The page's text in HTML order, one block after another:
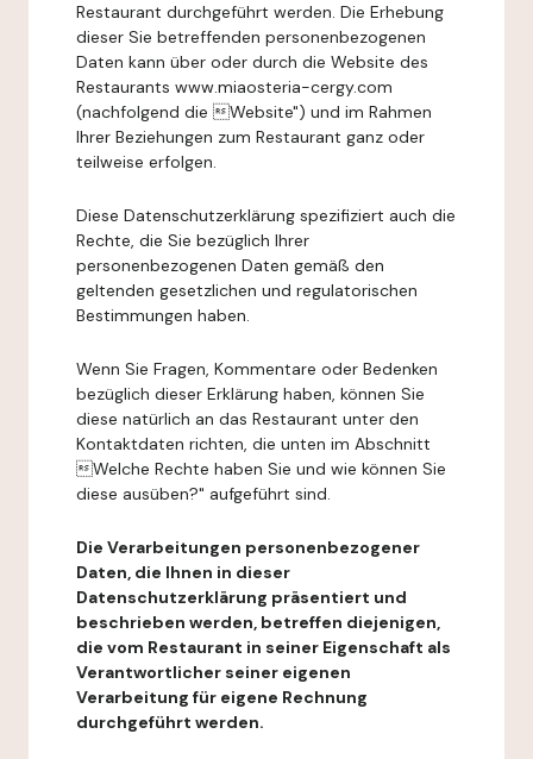
Restaurant durchgeführt werden. Die Erhebung
dieser Sie betreffenden personenbezogenen
Daten kann über oder durch die Website des
Restaurants www.miaosteria-cergy.com
(nachfolgend die Website") und im Rahmen
Ihrer Beziehungen zum Restaurant ganz oder
teilweise erfolgen.
Diese Datenschutzerklärung spezifiziert auch die
Rechte, die Sie bezüglich Ihrer
personenbezogenen Daten gemäß den
geltenden gesetzlichen und regulatorischen
Bestimmungen haben.
Wenn Sie Fragen, Kommentare oder Bedenken
bezüglich dieser Erklärung haben, können Sie
diese natürlich an das Restaurant unter den
Kontaktdaten richten, die unten im Abschnitt
Welche Rechte haben Sie und wie können Sie
diese ausüben?" aufgeführt sind.
Die Verarbeitungen personenbezogener
Daten, die Ihnen in dieser
Datenschutzerklärung präsentiert und
beschrieben werden, betreffen diejenigen,
die vom Restaurant in seiner Eigenschaft als
Verantwortlicher seiner eigenen
Verarbeitung für eigene Rechnung
durchgeführt werden.